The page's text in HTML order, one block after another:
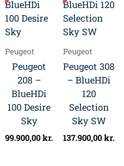
Peugeot
Peugeot
208 –
BlueHDi
100 Desire
Sky
99.900,00kr.
Peugeot
Peugeot 308
– BlueHDi
120
Selection
Sky SW
137.900,00kr.